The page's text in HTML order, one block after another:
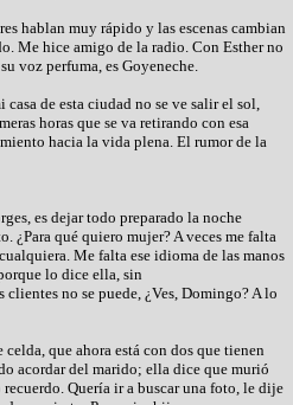
hablan muy rápido y las escenas cambian
Me hice amigo de la radio. Con Esther no
voz perfuma, es Goyeneche.
casa de esta ciudad no se ve salir el sol,
horas que se va retirando con esa
hacia la vida plena. El rumor de la
es dejar todo preparado la noche
¿Para qué quiero mujer? A veces me falta
Me falta ese idioma de las manos
lo dice ella, sin
no se puede, ¿Ves, Domingo? A lo
que ahora está con dos que tienen
acordar del marido; ella dice que murió
Quería ir a buscar una foto, le dije